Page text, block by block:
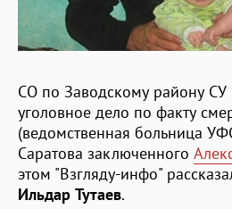
СО по Заводскому району СУ
уголовное дело по факту
(ведомственная больница
Саратова заключенного
этом "Взгляду-инфо"
Ильдар Тутаев.